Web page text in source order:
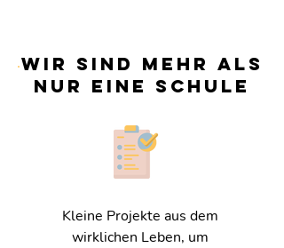
wir sind mehr als
nur eine schule
Kleine Projekte aus dem
wirklichen Leben, um